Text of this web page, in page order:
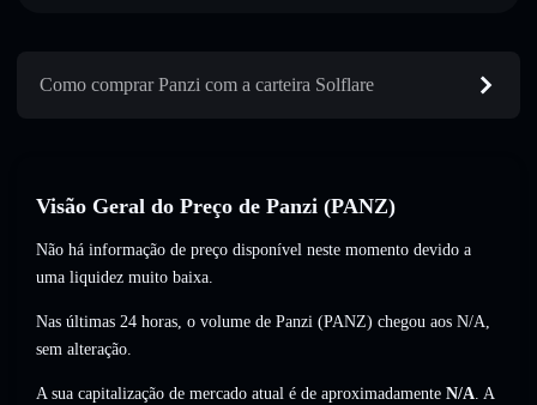
Como comprar Panzi com a carteira Solflare
Visão Geral do Preço de Panzi (PANZ)
Não há informação de preço disponível neste momento devido a
uma liquidez muito baixa.
Nas últimas 24 horas, o volume de Panzi (PANZ) chegou aos N/A,
sem alteração.
A sua capitalização de mercado atual é de aproximadamente N/A. A